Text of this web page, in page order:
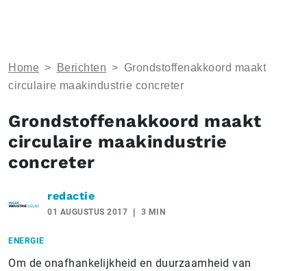
Home > Berichten > Grondstoffenakkoord maakt
circulaire maakindustrie concreter
Grondstoffenakkoord maakt
circulaire maakindustrie
concreter
redactie
01 AUGUSTUS 2017 3 MIN
ENERGIE
Om de onafhankelijkheid en duurzaamheid van